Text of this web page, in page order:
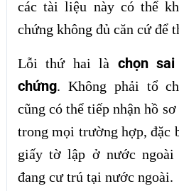
các tài liệu này có thể
chứng không đủ căn cứ để
Lỗi thứ hai là chọn
chứng. Không phải tổ
cũng có thể tiếp nhận hồ
trong mọi trường hợp, đặc
giấy tờ lập ở nước ngoài
đang cư trú tại nước ngoài.